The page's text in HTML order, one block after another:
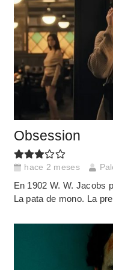
Obsession
hace 2 meses
En 1902 W. W. Jacobs
La pata de mono. La